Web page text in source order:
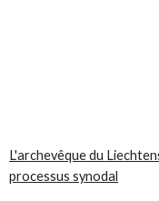
L'archevêque du
processus synodal